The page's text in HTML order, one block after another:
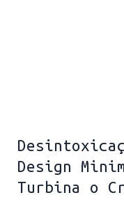
Design
Turbina o